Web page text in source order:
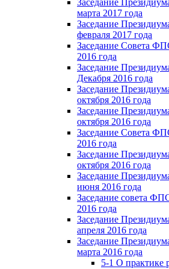
марта 2017 года
Заседание
февраля 2017 года
Заседание Совета
2016 года
Заседание
Декабря 2016 года
Заседание
октября 2016 года
Заседание
октября 2016 года
Заседание Совета
2016 года
Заседание
октября 2016 года
Заседание
июня 2016 года
Заседание совета
2016 года
Заседание
апреля 2016 года
Заседание
марта 2016 года
5-1 О практике